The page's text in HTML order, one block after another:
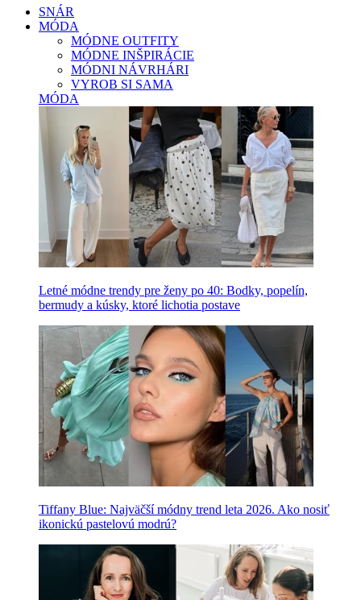
SNÁR
MÓDA
MÓDNE OUTFITY
MÓDNE INŠPIRÁCIE
MÓDNI NÁVRHÁRI
VYROB SI SAMA
MÓDA
Letné módne trendy pre ženy po 40: Bodky, popelín,
bermudy a kúsky, ktoré lichotia postave
Tiffany Blue: Najväčší módny trend leta 2026. Ako nosiť
ikonickú pastelovú modrú?